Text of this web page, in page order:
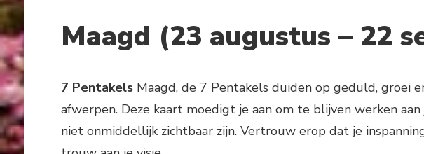
Maagd (23 augustus – 22
7 PentakelsMaagd, de 7 Pentakels duiden op geduld, groei
afwerpen. Deze kaart moedigt je aan om te blijven werken
niet onmiddellijk zichtbaar zijn. Vertrouw erop dat je